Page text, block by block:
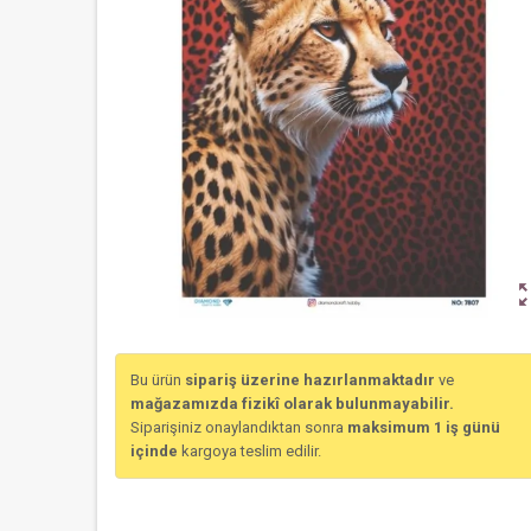
Bu ürün sipariş üzerine hazırlanmaktadır ve
mağazamızda fizikî olarak bulunmayabilir.
Siparişiniz onaylandıktan sonra maksimum 1 iş günü
içinde kargoya teslim edilir.